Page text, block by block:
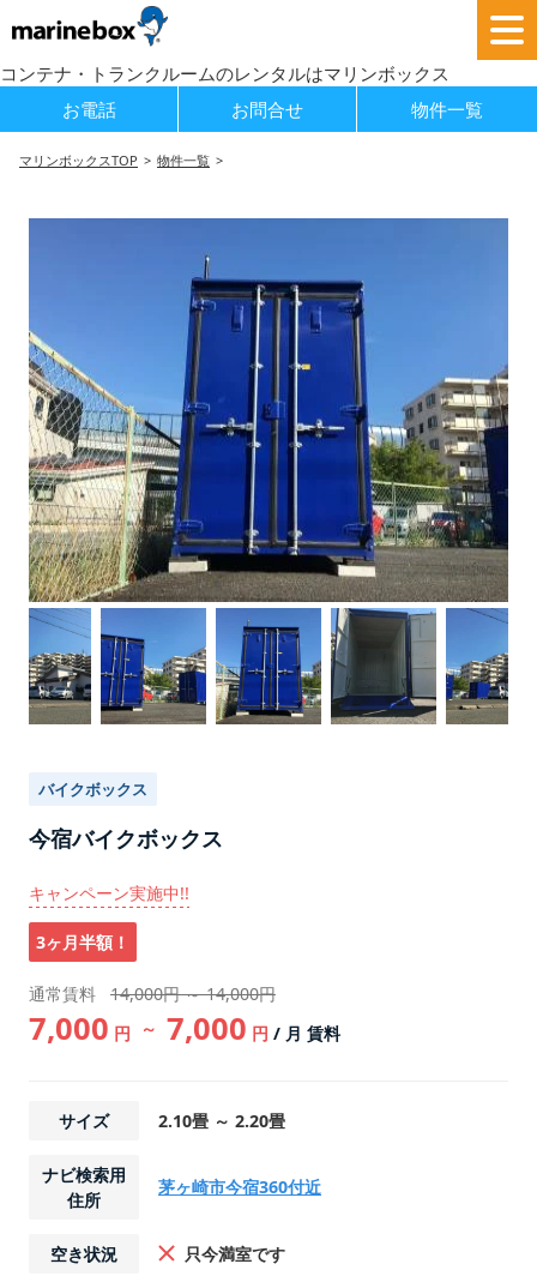
コンテナ・トランクルームのレンタルはマリンボックス
お電話
お問合せ 物件一覧
マリンボックスTOP 物件一覧
バイクボックス
今宿バイクボックス
キャンペーン実施中!!
3ヶ月半額！
通常賃料 14,000円 ～ 14,000円
7,000 円 ～ 7,000 円 / 月 賃料
サイズ 2.10畳 ～ 2.20畳
ナビ検索用
住所
茅ヶ崎市今宿360付近
空き状況 只今満室です